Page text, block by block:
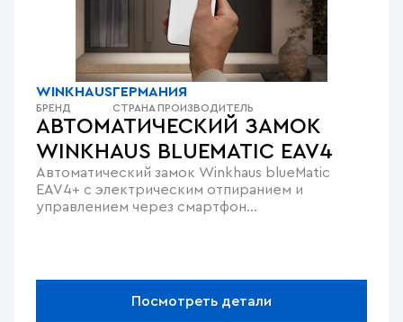
АВТОМАТИЧЕСКИЙ ЗАМОК
WINKHAUS BLUEMATIC EAV4
Автоматический замок Winkhaus blueMatic
EAV4+ с электрическим отпиранием и
управлением через смартфон
WINKHAUS
БРЕНД
ГЕРМАНИЯ
СТРАНА ПРОИЗВОДИТЕЛЬ
Посмотреть детали